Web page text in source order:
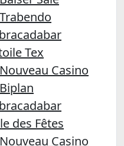
Tex
Casino
des Fêtes
Casino